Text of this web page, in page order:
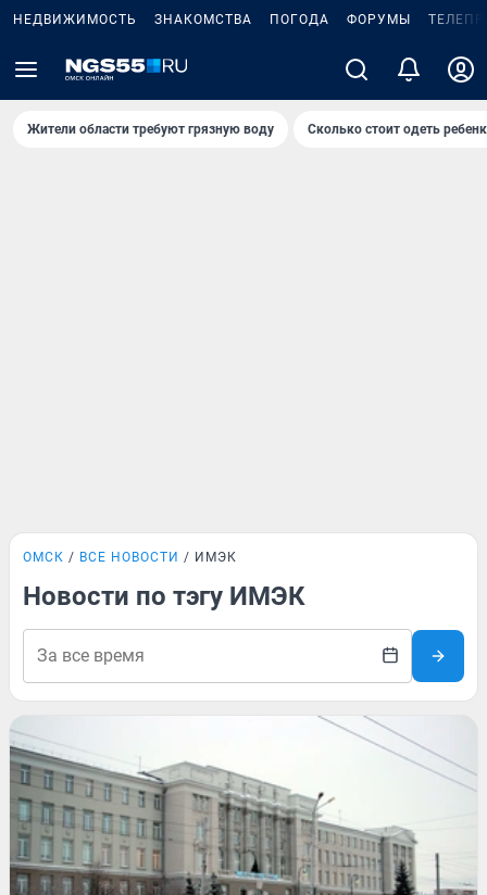
НЕДВИЖИМОСТЬ ЗНАКОМСТВА ПОГОДА ФОРУМЫ
Жители области требуют грязную воду Сколько стоит одеть
ОМСК ВСЕ НОВОСТИ ИМЭК
Новости по тэгу ИМЭК